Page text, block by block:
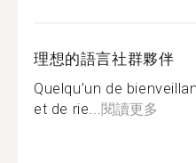
理想的語言社群夥伴
Quelqu’un de
et de rie...閱讀更多